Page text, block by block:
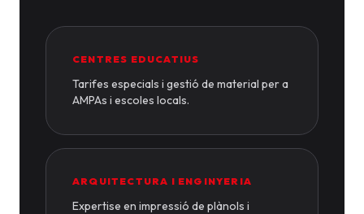
CENTRES EDUCATIUS
Tarifes especials i gestió de material per a
AMPAs i escoles locals.
ARQUITECTURA I ENGINYERIA
Expertise en impressió de plànols i